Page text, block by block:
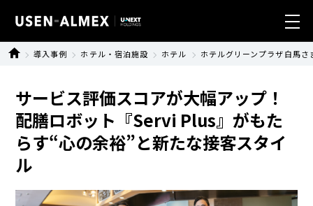
業種別ソリューション
製品・サービス
導入事例
導入事例 ホテル・宿泊施設 ホテル ホテルグリーンプラザ白馬さ
サービス評価スコアが大幅アップ！
配膳ロボット『Servi Plus』がもた
らす“心の余裕”と新たな接客スタイ
ル